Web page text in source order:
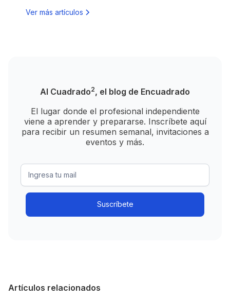
Ver más artículos
Al Cuadrado2, el blog de Encuadrado
El lugar donde el profesional independiente
viene a aprender y prepararse. Inscríbete aquí
para recibir un resumen semanal, invitaciones a
eventos y más.
Artículos relacionados